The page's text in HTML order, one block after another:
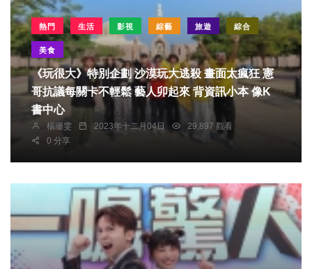
熱門 生活 影視 綜藝 旅遊 綜合
美食
《玩很大》特別企劃 沙漠玩大逃殺 畫面太瘋狂 憲
哥抗議每關卡不輕鬆 藝人卯起來 背資訊小本 像K
書中心
楊珊雯 2023年十二月04日
29,897 觀看
0 分享